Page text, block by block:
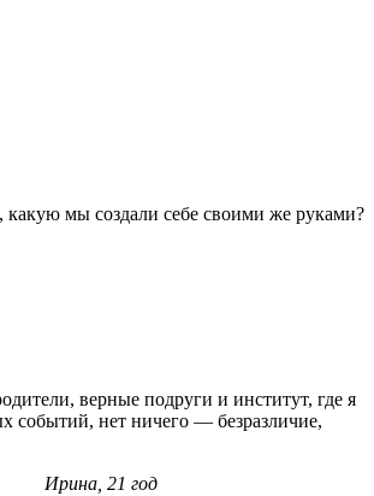
мы создали себе своими же руками?
верные подруги и институт, где я
событий, нет ничего — безразличие,
Ирина, 21 год